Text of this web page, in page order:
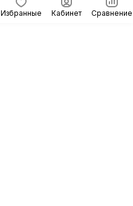
Избранные Кабинет Сравнение